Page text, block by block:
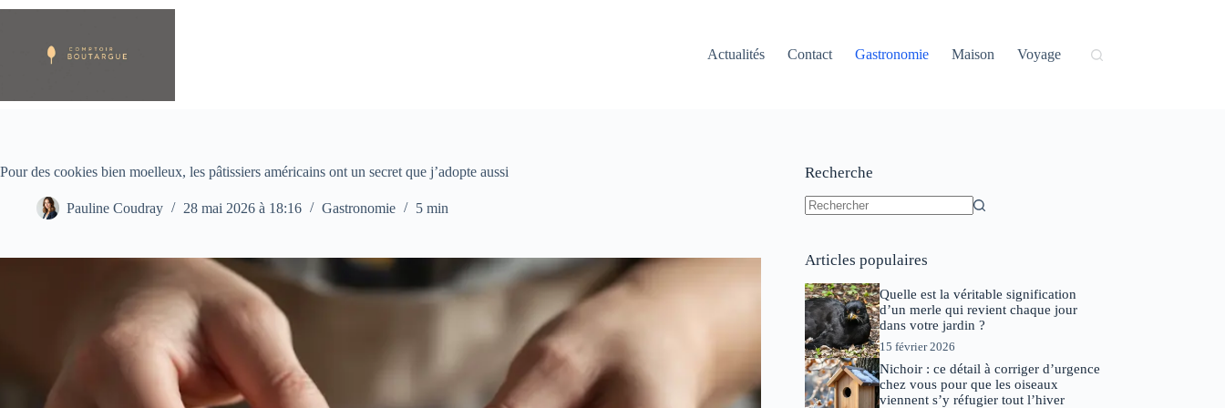
Passer
Actualités
Contact Gastronomie Maison Voyage
Pour des cookies bien moelleux, les pâtissiers américains ont un secret que j’adopte aussi
Pauline Coudray 28 mai 2026 à 18:16 Gastronomie 5 min
Recherche
Articles populaires
Quelle est la véritable signification
d’un merle qui revient chaque jour
dans votre jardin ?
15 février 2026
Nichoir : ce détail à corriger d’urgence
chez vous pour que les oiseaux
viennent s’y réfugier tout l’hiver